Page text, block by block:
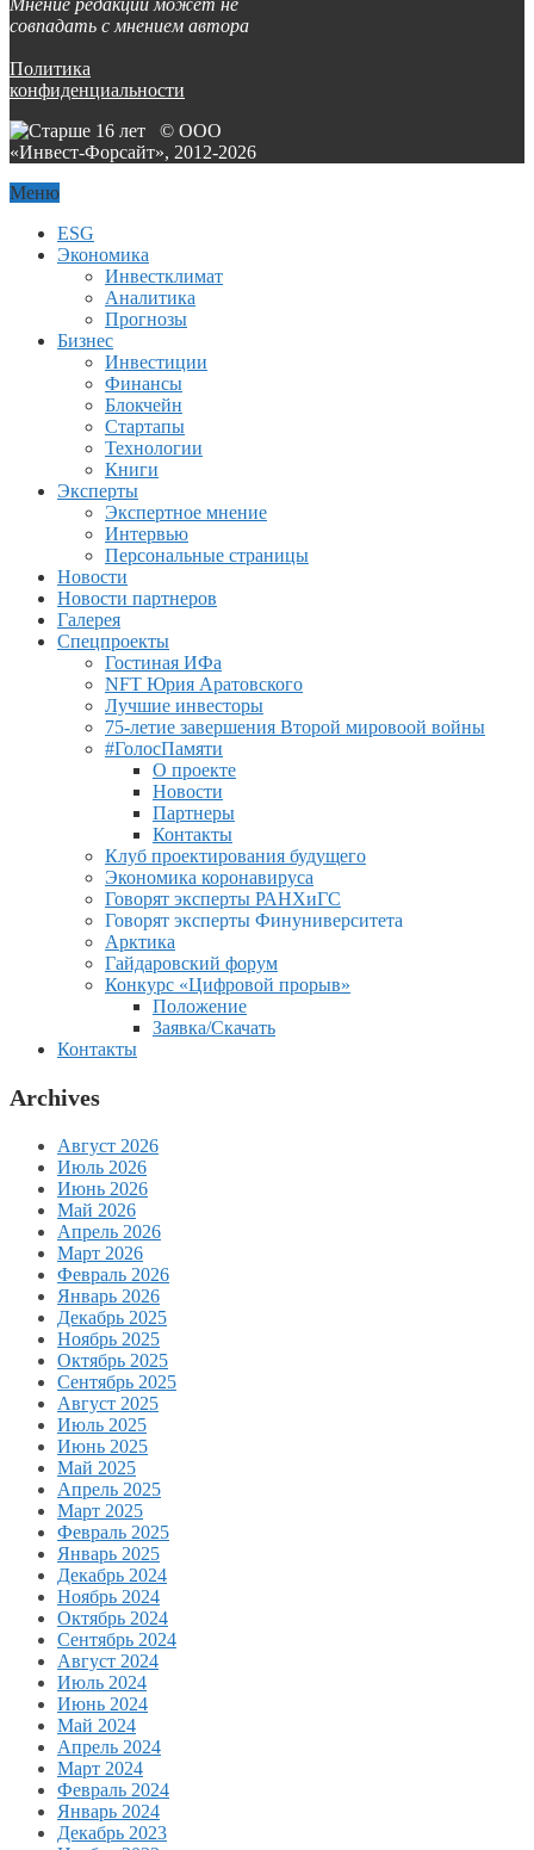
Мнение редакции может не
совпадать с мнением автора
Политика
конфиденциальности
© ООО
«Инвест-Форсайт», 2012-2026
Меню
ESG
Экономика
Инвестклимат
Аналитика
Прогнозы
Бизнес
Инвестиции
Финансы
Блокчейн
Стартапы
Технологии
Книги
Эксперты
Экспертное мнение
Интервью
Персональные страницы
Новости
Новости партнеров
Галерея
Спецпроекты
Гостиная ИФа
NFT Юрия Аратовского
Лучшие инвесторы
75-летие завершения Второй мировоой войны
#ГолосПамяти
О проекте
Новости
Партнеры
Контакты
Клуб проектирования будущего
Экономика коронавируса
Говорят эксперты РАНХиГС
Говорят эксперты Финуниверситета
Арктика
Гайдаровский форум
Конкурс «Цифровой прорыв»
Положение
Заявка/Скачать
Контакты
Archives
Август 2026
Июль 2026
Июнь 2026
Май 2026
Апрель 2026
Март 2026
Февраль 2026
Январь 2026
Декабрь 2025
Ноябрь 2025
Октябрь 2025
Сентябрь 2025
Август 2025
Июль 2025
Июнь 2025
Май 2025
Апрель 2025
Март 2025
Февраль 2025
Январь 2025
Декабрь 2024
Ноябрь 2024
Октябрь 2024
Сентябрь 2024
Август 2024
Июль 2024
Июнь 2024
Май 2024
Апрель 2024
Март 2024
Февраль 2024
Январь 2024
Декабрь 2023